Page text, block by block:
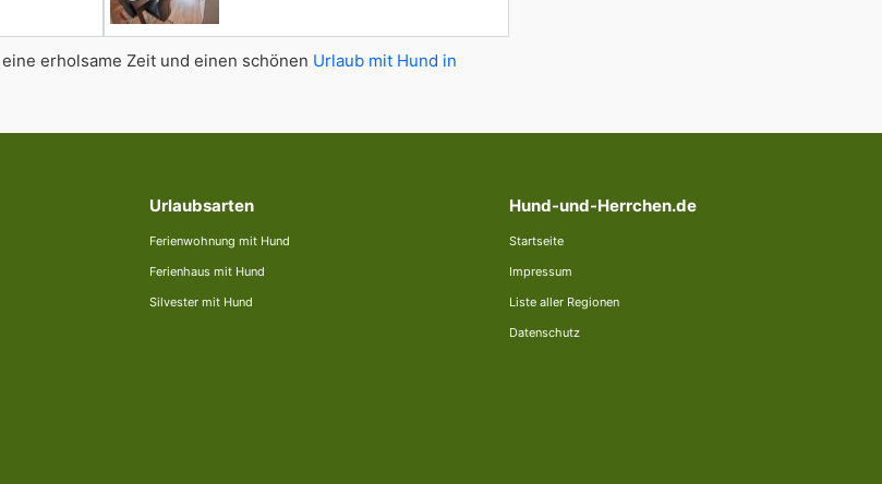
erholsame Zeit und einen schönen Urlaub mit Hund in
Urlaubsarten
Ferienwohnung mit Hund
Ferienhaus mit Hund
Silvester mit Hund
Hund-und-Herrchen.de
Startseite
Impressum
Liste aller Regionen
Datenschutz